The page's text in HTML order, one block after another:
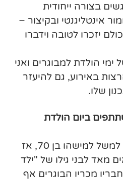
בצורה ייחודית
אינטליגנטי ובקיצור –
יזכרו לטובה וידברו
הולדת למבוגרים ואני
באירוע, גם להיעזר
שלו.
ביום הולדת
אם מקיימים יום הולדת למשל למישהו בן 70, אז
מאד לבני גילו של "ילד
מכריו הבוגרים אף